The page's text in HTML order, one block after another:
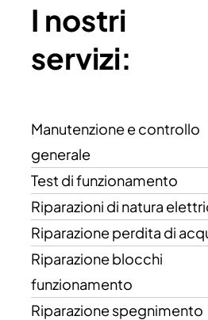
I nostri
servizi:
Manutenzione e controllo
generale
Test di funzionamento
Riparazioni di natura
Riparazione perdita di
Riparazione blocchi
funzionamento
Riparazione spegnimento